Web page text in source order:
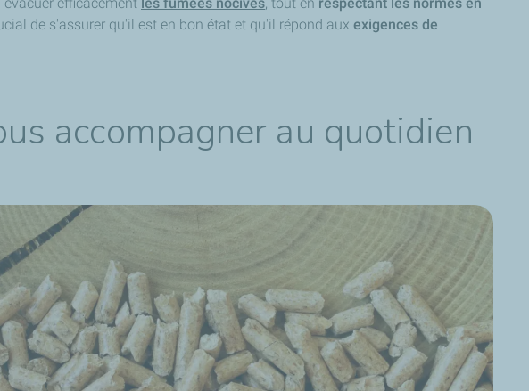
efficacement les fumées nocives, tout en respectant les normes en
de s'assurer qu'il est en bon état et qu'il répond aux exigences de
accompagner au quotidien